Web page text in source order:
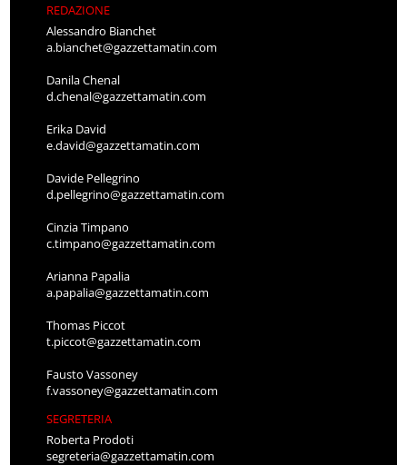
REDAZIONE
Alessandro Bianchet
a.bianchet@gazzettamatin.com
Danila Chenal
d.chenal@gazzettamatin.com
Erika David
e.david@gazzettamatin.com
Davide Pellegrino
d.pellegrino@gazzettamatin.com
Cinzia Timpano
c.timpano@gazzettamatin.com
Arianna Papalia
a.papalia@gazzettamatin.com
Thomas Piccot
t.piccot@gazzettamatin.com
Fausto Vassoney
f.vassoney@gazzettamatin.com
SEGRETERIA
Roberta Prodoti
segreteria@gazzettamatin.com